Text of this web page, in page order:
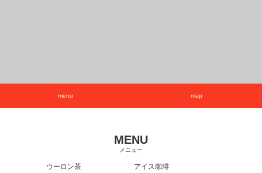
menu map
MENU
メニュー
ウーロン茶
アイス珈琲